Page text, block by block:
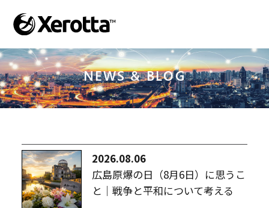
NEWS & BLOG
2026.08.06
広島原爆の日（8月6日）に思うこ
と｜戦争と平和について考える